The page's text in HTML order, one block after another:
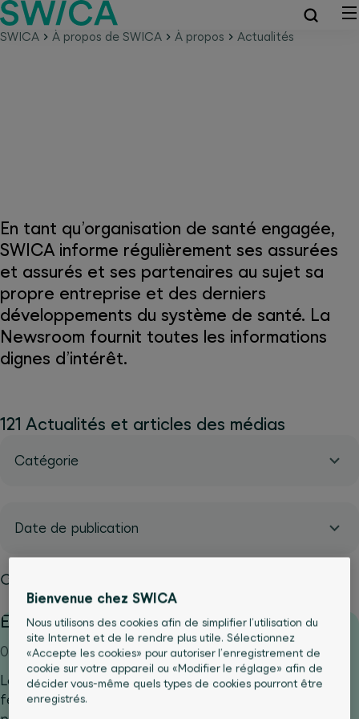
SWICA À propos de SWICA À propos Actualités
En tant qu’organisation de santé engagée,
SWICA informe régulièrement ses assurées
et assurés et ses partenaires au sujet sa
propre entreprise et des derniers
développements du système de santé. La
Newsroom fournit toutes les informations
dignes d’intérêt.
121 Actualités et articles des médias
Catégorie
Date de publication
Enfin un suivi complet pour la ménopause
01.06.2026
Lorsqu’elles traversent la période de la ménopause, les
femmes sont souvent confrontées à des symptômes
Bienvenue chez SWICA
Nous utilisons des cookies afin de simplifier l’utilisation du
site Internet et de le rendre plus utile. Sélectionnez
«Accepte les cookies» pour autoriser l’enregistrement de
cookie sur votre appareil ou «Modifier le réglage» afin de
décider vous-même quels types de cookies pourront être
enregistrés.